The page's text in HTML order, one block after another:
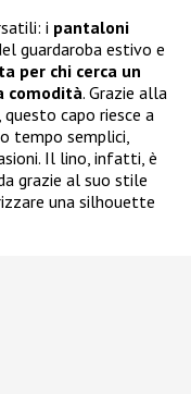
i pantaloni
guardaroba estivo e
per chi cerca un
comodità. Grazie alla
capo riesce a
tempo semplici,
Il lino, infatti, è
grazie al suo stile
una silhouette